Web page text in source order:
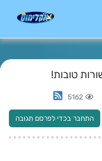
5162
התחבר בכדי לפרסם תגובה